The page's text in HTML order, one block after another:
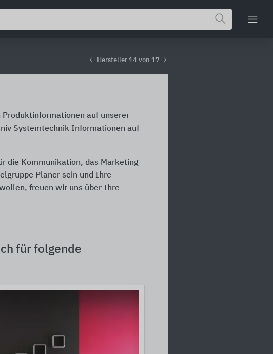
Hersteller 14 von 17
auf unserer
Systemtechnik Informationen auf
die Kommunikation, das Marketing
Planer sein und Ihre
freuen wir uns über Ihre
für folgende